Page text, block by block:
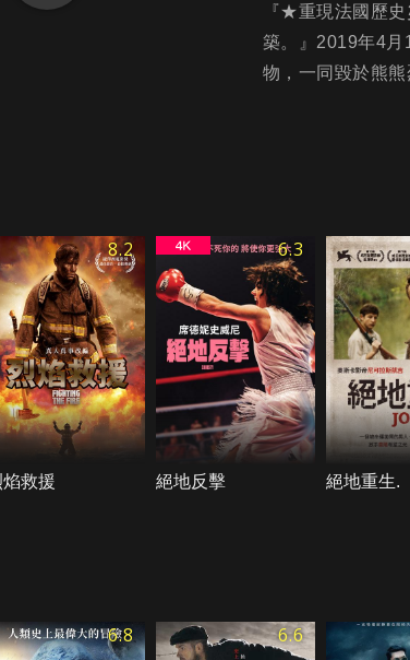
『★重現法國歷
築。』2019年4月
物，一同毀於熊
8.2
救援
6.3
絕地反擊 絕地重生.
6.8 6.6